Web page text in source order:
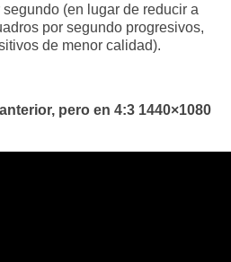
(en lugar de reducir a
por segundo progresivos,
de menor calidad).
pero en 4:3 1440×1080